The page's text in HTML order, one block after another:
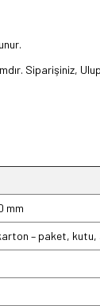
Siparişiniz,
mm
– paket, kutu,